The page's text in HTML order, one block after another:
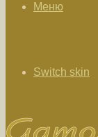
Меню
Switch skin